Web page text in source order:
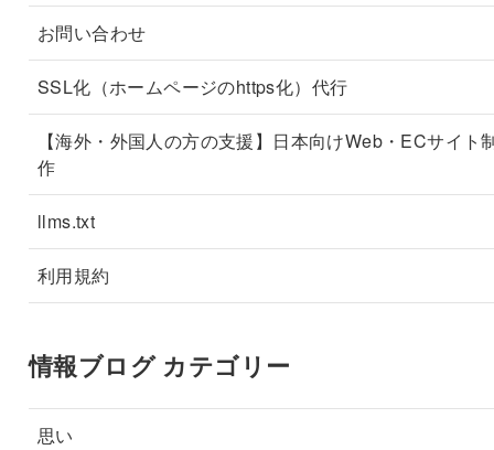
お問い合わせ
SSL化（ホームページのhttps化）代行
【海外・外国人の方の支援】日本向けWeb・ECサイト
作
llms.txt
利用規約
情報ブログ カテゴリー
思い